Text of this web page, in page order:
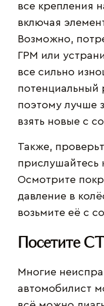
все крепления
включая
Возможно,
ГРМ или
все сильно
потенциальный
поэтому лучше
взять новые с
Также,
прислушайтесь
Осмотрите
давление в
возьмите её с
Посетите
Многие
автомобилист